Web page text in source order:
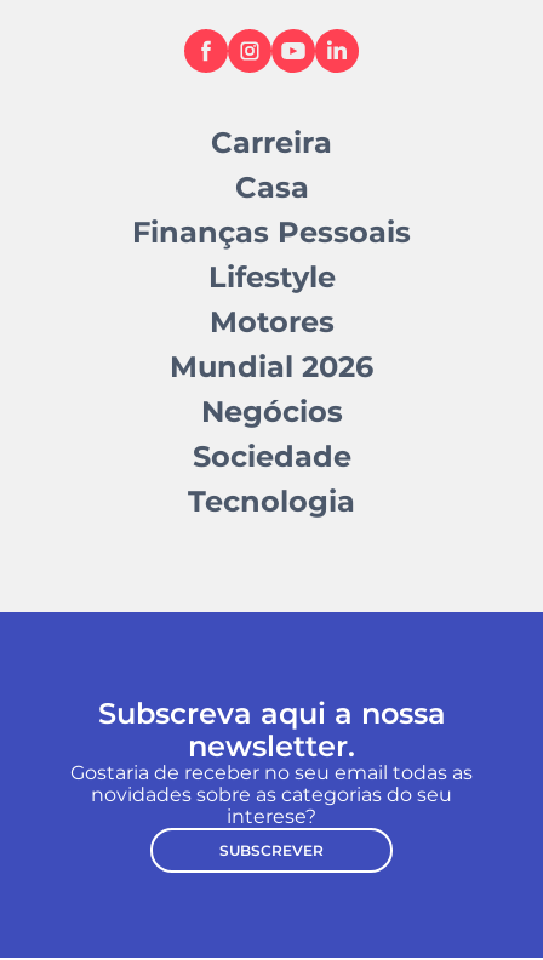
Carreira
Casa
Finanças Pessoais
Lifestyle
Motores
Mundial 2026
Negócios
Sociedade
Tecnologia
Subscreva aqui a nossa
newsletter.
Gostaria de receber no seu email todas as
novidades sobre as categorias do seu
interese?
SUBSCREVER